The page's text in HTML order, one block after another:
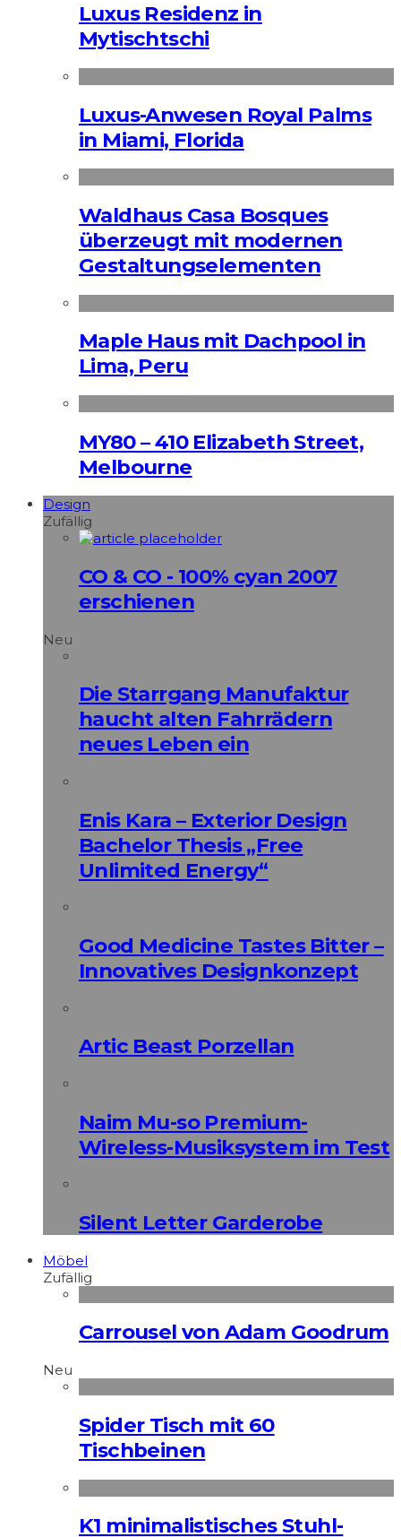
Luxus Residenz in
Mytischtschi
Luxus-Anwesen Royal Palms
in Miami, Florida
Waldhaus Casa Bosques
überzeugt mit modernen
Gestaltungselementen
Maple Haus mit Dachpool in
Lima, Peru
MY80 – 410 Elizabeth Street,
Melbourne
Design
Zufällig
CO & CO - 100% cyan 2007
erschienen
Neu
Die Starrgang Manufaktur
haucht alten Fahrrädern
neues Leben ein
Enis Kara – Exterior Design
Bachelor Thesis „Free
Unlimited Energy“
Good Medicine Tastes Bitter –
Innovatives Designkonzept
Artic Beast Porzellan
Naim Mu-so Premium-
Wireless-Musiksystem im Test
Silent Letter Garderobe
Möbel
Zufällig
Carrousel von Adam Goodrum
Neu
Spider Tisch mit 60
Tischbeinen
K1 minimalistisches Stuhl-